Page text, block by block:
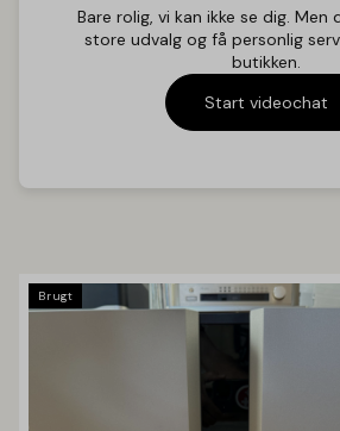
Højde: 9.0 cm
Dybde: 33.0 cm
Bare rolig, vi kan ikke se dig. Men
store udvalg og få personlig
butikken.
Start videochat
Brugt